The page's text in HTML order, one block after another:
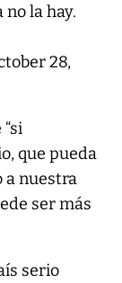
la hay.
28,
que pueda
a nuestra
ser más
serio